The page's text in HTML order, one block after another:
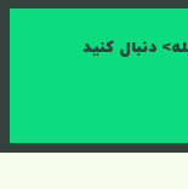
دنبال کنید